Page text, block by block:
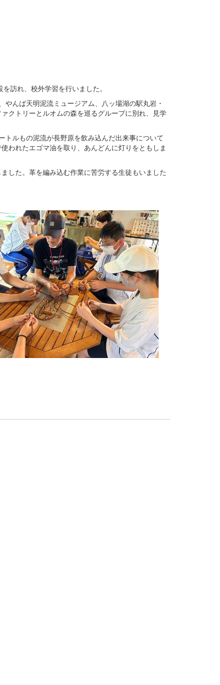
訪れ、校外学習を行いました。
んば天明泥流ミュージアム、八ッ場湖の駅丸岩・
クトリーとルオムの森を巡るグループに別れ、見学
ルもの泥流が長野原を飲み込んだ出来事について
われたエゴマ油を取り、あんどんに灯りをともしま
した。革を編み込む作業に苦労する生徒もいました